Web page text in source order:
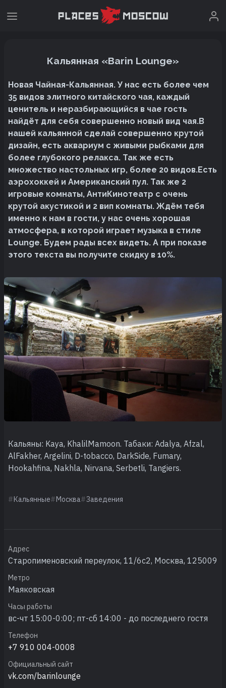
Кальянная «Barin Lounge»
Новая Чайная-Кальянная. У нас есть более чем
35 видов элитного китайского чая, каждый
ценитель и неразбирающийся в чае гость
найдёт для себя совершенно новый вид чая.В
нашей кальянной сделай совершенно крутой
дизайн, есть аквариум с живыми рыбками для
более глубокого релакса. Так же есть
множество настольных игр, более 20 видов.Есть
аэрохоккей и Американский пул. Так же 2
игровые комнаты, АнтиКинотеатр с очень
крутой акустикой и 2 вип комнаты. Ждём тебя
именно к нам в гости, у нас очень хорошая
атмосфера, в которой играет музыка в стиле
Lounge. Будем рады всех видеть. А при показе
этого текста вы получите скидку в 10%.
Кальяны: Kaya, KhalilMamoon. Табаки: Adalya, Afzal,
AlFakher, Argelini, D-tobacco, DarkSide, Fumary,
Hookahfina, Nakhla, Nirvana, Serbetli, Tangiers.
Кальянные Москва Заведения
Адрес
Старопименовский переулок, 11/6с2, Москва, 125009
Метро
Маяковская
Часы работы
вс-чт 15:00-0:00; пт-сб 14:00 - до последнего гостя
Телефон
+7 910 004-0008
Официальный сайт
vk.com/barinlounge